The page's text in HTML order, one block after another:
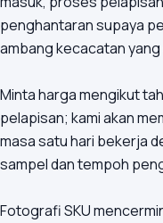
penghantaran supaya
ambang kecacatan
Minta harga mengikut
pelapisan; kami akan
masa satu hari bekerja
sampel dan tempoh
Fotografi SKU